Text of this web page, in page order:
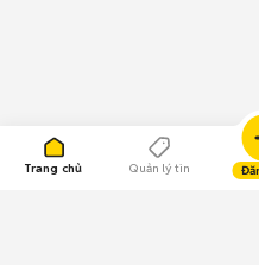
Trang chủ Quản lý tin